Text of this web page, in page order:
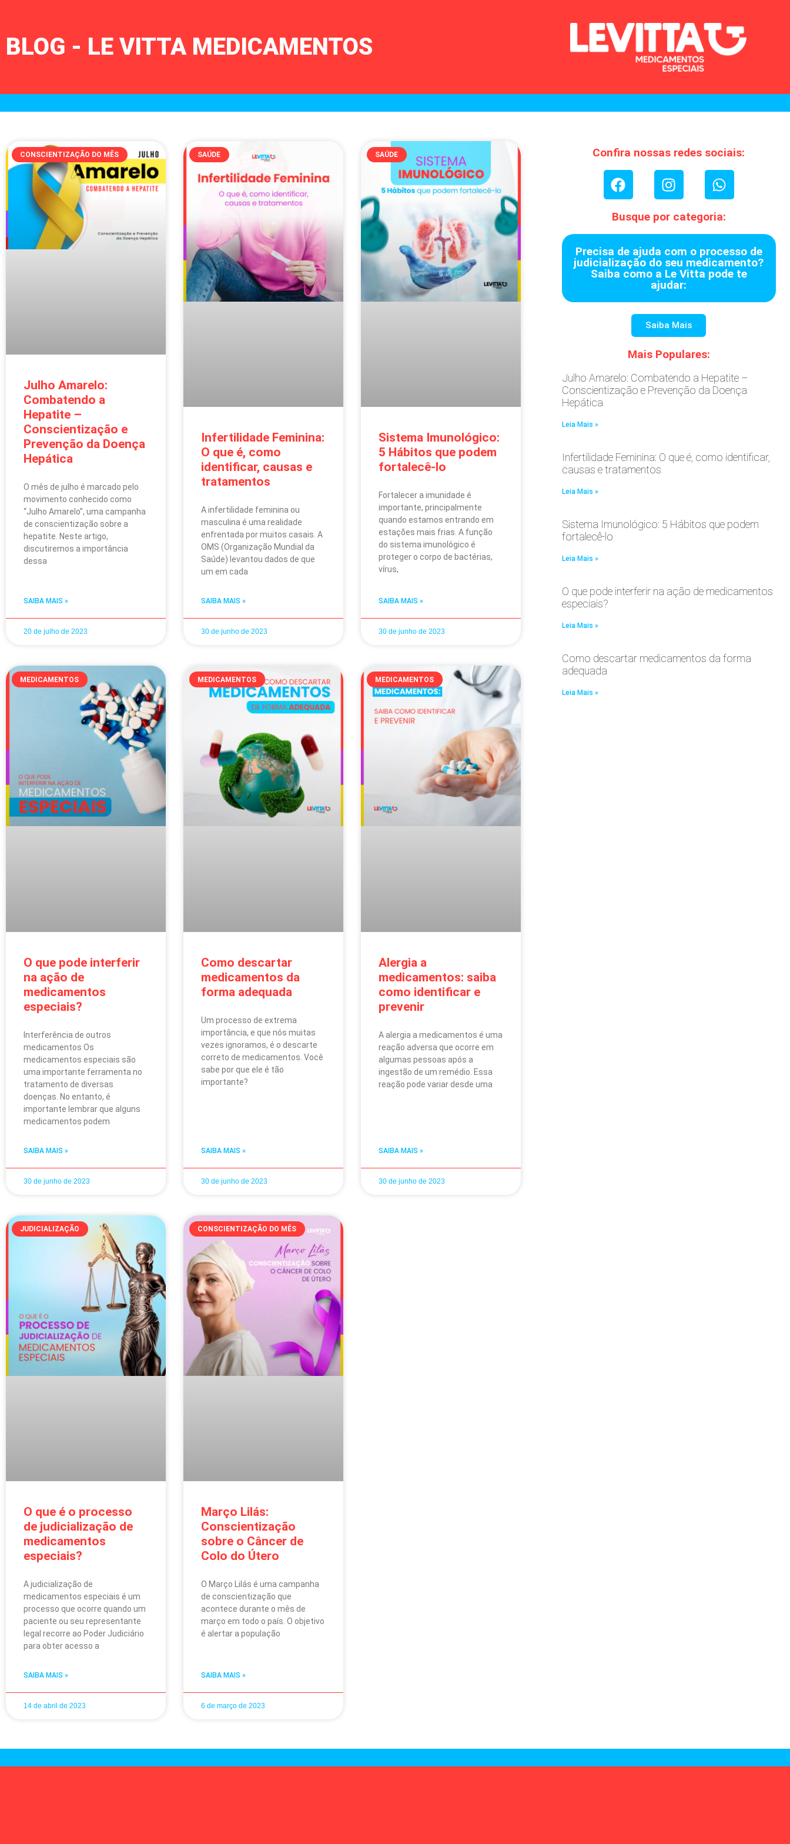
BLOG - LE VITTA MEDICAMENTOS
CONSCIENTIZAÇÃO DO MÊS
Julho Amarelo:
Combatendo a
Hepatite –
Conscientização e
Prevenção da Doença
Hepática
O mês de julho é marcado pelo
movimento conhecido como
“Julho Amarelo”, uma campanha
de conscientização sobre a
hepatite. Neste artigo,
discutiremos a importância
dessa
SAIBA MAIS »
20 de julho de 2023
SAÚDE
Infertilidade Feminina:
O que é, como
identificar, causas e
tratamentos
A infertilidade feminina ou
masculina é uma realidade
enfrentada por muitos casais. A
OMS (Organização Mundial da
Saúde) levantou dados de que
um em cada
SAIBA MAIS »
30 de junho de 2023
SAÚDE
Sistema Imunológico:
5 Hábitos que podem
fortalecê-lo
Fortalecer a imunidade é
importante, principalmente
quando estamos entrando em
estações mais frias. A função
do sistema imunológico é
proteger o corpo de bactérias,
vírus,
SAIBA MAIS »
30 de junho de 2023
MEDICAMENTOS
O que pode interferir
na ação de
medicamentos
especiais?
Interferência de outros
medicamentos Os
medicamentos especiais são
uma importante ferramenta no
tratamento de diversas
doenças. No entanto, é
importante lembrar que alguns
medicamentos podem
SAIBA MAIS »
30 de junho de 2023
MEDICAMENTOS
Como descartar
medicamentos da
forma adequada
Um processo de extrema
importância, e que nós muitas
vezes ignoramos, é o descarte
correto de medicamentos. Você
sabe por que ele é tão
importante?
SAIBA MAIS »
30 de junho de 2023
MEDICAMENTOS
Alergia a
medicamentos: saiba
como identificar e
prevenir
A alergia a medicamentos é uma
reação adversa que ocorre em
algumas pessoas após a
ingestão de um remédio. Essa
reação pode variar desde uma
SAIBA MAIS »
30 de junho de 2023
JUDICIALIZAÇÃO
O que é o processo
de judicialização de
medicamentos
especiais?
A judicialização de
medicamentos especiais é um
processo que ocorre quando um
paciente ou seu representante
legal recorre ao Poder Judiciário
para obter acesso a
SAIBA MAIS »
14 de abril de 2023
CONSCIENTIZAÇÃO DO MÊS
Março Lilás:
Conscientização
sobre o Câncer de
Colo do Útero
O Março Lilás é uma campanha
de conscientização que
acontece durante o mês de
março em todo o país. O objetivo
é alertar a população
SAIBA MAIS »
6 de março de 2023
Confira nossas redes sociais:
Busque por categoria:
Precisa de ajuda com o processo de
judicialização do seu medicamento?
Saiba como a Le Vitta pode te
ajudar:
Saiba Mais
Mais Populares:
Julho Amarelo: Combatendo a Hepatite –
Conscientização e Prevenção da Doença
Hepática
Leia Mais »
Infertilidade Feminina: O que é, como identificar,
causas e tratamentos
Leia Mais »
Sistema Imunológico: 5 Hábitos que podem
fortalecê-lo
Leia Mais »
O que pode interferir na ação de medicamentos
especiais?
Leia Mais »
Como descartar medicamentos da forma
adequada
Leia Mais »